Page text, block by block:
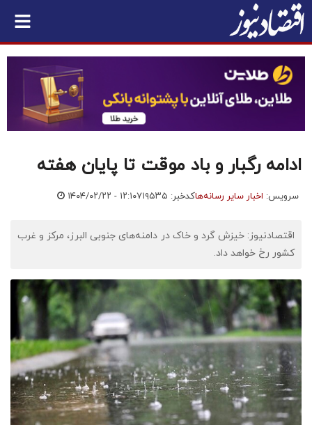
ادامه رگبار و باد موقت تا پایان هفته
سرویس: اخبار سایر رسانه‌هاکدخبر: ۷۱۹۵۳۵ ۱۴۰۴/۰۲/۲۲ - ۱۲:۱۰
اقتصادنیوز: خیزش گرد و خاک در دامنه‌های جنوبی البرز، مرکز و غرب
کشور رخ خواهد داد.